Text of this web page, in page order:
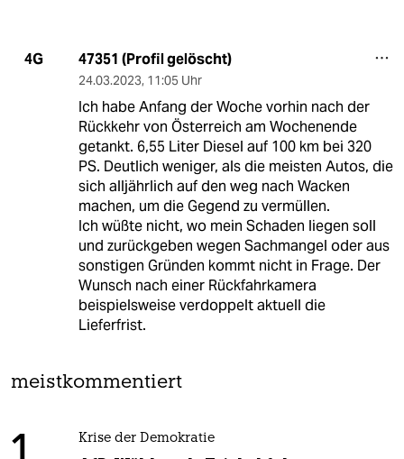
4G 47351 (Profil gelöscht)
24.03.2023, 11:05 Uhr
Ich habe Anfang der Woche vorhin nach der
Rückkehr von Österreich am Wochenende
getankt. 6,55 Liter Diesel auf 100 km bei 320
PS. Deutlich weniger, als die meisten Autos, die
sich alljährlich auf den weg nach Wacken
machen, um die Gegend zu vermüllen.
Ich wüßte nicht, wo mein Schaden liegen soll
und zurückgeben wegen Sachmangel oder aus
sonstigen Gründen kommt nicht in Frage. Der
Wunsch nach einer Rückfahrkamera
beispielsweise verdoppelt aktuell die
Lieferfrist.
meistkommentiert
Krise der Demokratie